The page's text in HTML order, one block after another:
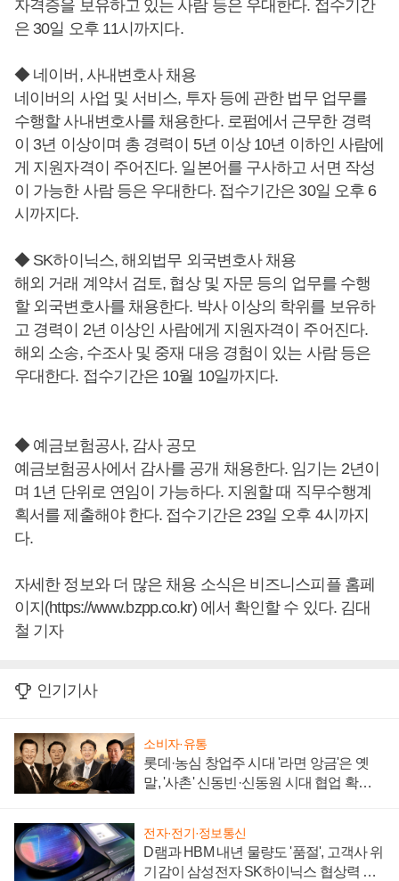
자격증을 보유하고 있는 사람 등은 우대한다. 접수기간
은 30일 오후 11시까지다.
◆ 네이버, 사내변호사 채용
네이버의 사업 및 서비스, 투자 등에 관한 법무 업무를
수행할 사내변호사를 채용한다. 로펌에서 근무한 경력
이 3년 이상이며 총 경력이 5년 이상 10년 이하인 사람에
게 지원자격이 주어진다. 일본어를 구사하고 서면 작성
이 가능한 사람 등은 우대한다. 접수기간은 30일 오후 6
시까지다.
◆ SK하이닉스, 해외법무 외국변호사 채용
해외 거래 계약서 검토, 협상 및 자문 등의 업무를 수행
할 외국변호사를 채용한다. 박사 이상의 학위를 보유하
고 경력이 2년 이상인 사람에게 지원자격이 주어진다.
해외 소송, 수조사 및 중재 대응 경험이 있는 사람 등은
우대한다. 접수기간은 10월 10일까지다.
◆ 예금보험공사, 감사 공모
예금보험공사에서 감사를 공개 채용한다. 임기는 2년이
며 1년 단위로 연임이 가능하다. 지원할 때 직무수행계
획서를 제출해야 한다. 접수기간은 23일 오후 4시까지
다.
자세한 정보와 더 많은 채용 소식은 비즈니스피플 홈페
이지(https://www.bzpp.co.kr) 에서 확인할 수 있다. 김대
철 기자
인기기사
소비자·유통
롯데·농심 창업주 시대 '라면 앙금'은 옛
말, '사촌' 신동빈·신동원 시대 협업 확대
전자·전기·정보통신
D램과 HBM 내년 물량도 '품절', 고객사 위
기감이 삼성전자 SK하이닉스 협상력 더